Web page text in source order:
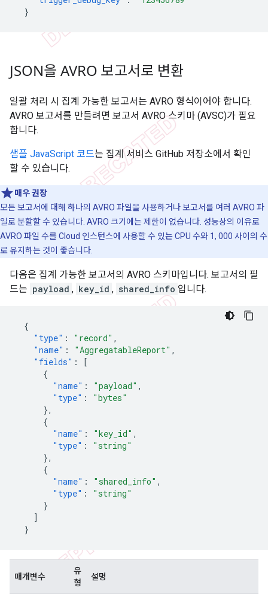
}
JSON을 AVRO 보고서로 변환
일괄 처리 시 집계 가능한 보고서는 AVRO 형식이어야 합니다.
AVRO 보고서를 만들려면 보고서 AVRO 스키마 (AVSC)가 필요
합니다.
샘플 JavaScript 코드는 집계 서비스 GitHub 저장소에서 확인
할 수 있습니다.
매우 권장
모든 보고서에 대해 하나의 AVRO 파일을 사용하거나 보고서를 여러 AVRO 파
일로 분할할 수 있습니다. AVRO 크기에는 제한이 없습니다. 성능상의 이유로
AVRO 파일 수를 Cloud 인스턴스에 사용할 수 있는 CPU 수와 1, 000 사이의 수
로 유지하는 것이 좋습니다.
다음은 집계 가능한 보고서의 AVRO 스키마입니다. 보고서의 필
드는 payload , key_id , shared_info 입니다.
{
"type" : "record" ,
"name" : "AggregatableReport" ,
"fields" :
[
{
"name" : "payload" ,
"type" :
"bytes"
},
{
"name" : "key_id" ,
"type" :
"string"
},
{
"name" : "shared_info" ,
"type" :
"string"
}
]
}
매개변수
유
형
설명